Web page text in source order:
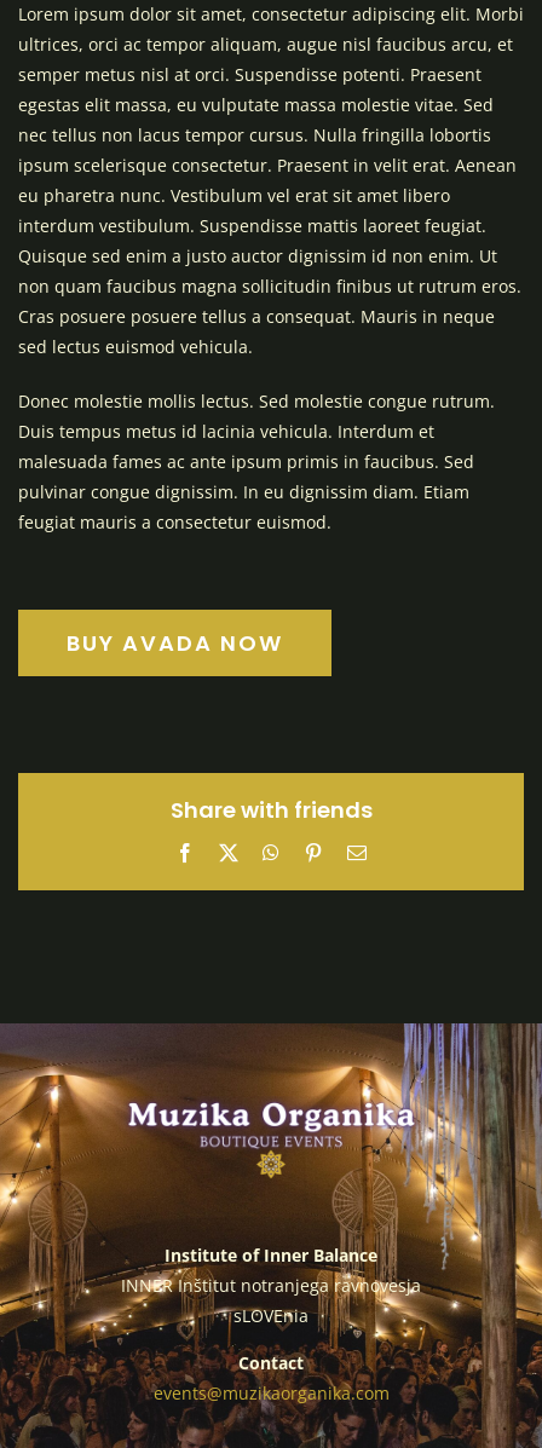
Lorem ipsum dolor sit amet, consectetur adipiscing elit. Morbi
ultrices, orci ac tempor aliquam, augue nisl faucibus arcu, et
semper metus nisl at orci. Suspendisse potenti. Praesent
egestas elit massa, eu vulputate massa molestie vitae. Sed
nec tellus non lacus tempor cursus. Nulla fringilla lobortis
ipsum scelerisque consectetur. Praesent in velit erat. Aenean
eu pharetra nunc. Vestibulum vel erat sit amet libero
interdum vestibulum. Suspendisse mattis laoreet feugiat.
Quisque sed enim a justo auctor dignissim id non enim. Ut
non quam faucibus magna sollicitudin finibus ut rutrum eros.
Cras posuere posuere tellus a consequat. Mauris in neque
sed lectus euismod vehicula.
Donec molestie mollis lectus. Sed molestie congue rutrum.
Duis tempus metus id lacinia vehicula. Interdum et
malesuada fames ac ante ipsum primis in faucibus. Sed
pulvinar congue dignissim. In eu dignissim diam. Etiam
feugiat mauris a consectetur euismod.
BUY AVADA NOW
Share with friends
Facebook WhatsApp
PinterestEmail
Institute of Inner Balance
INNER Inštitut notranjega ravnovesja
sLOVEnia
Contact
events@muzikaorganika.com